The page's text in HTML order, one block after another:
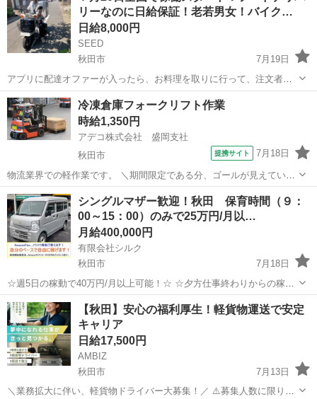
リーなのに日給保証！老若男女！バイク…
日給8,000円
SEED
秋田市
7月19日
アプリに配達オファーが入ったら、お料理を取りに行って、注文者に
配達をするお仕事です。現金の取り扱いは有りません。 勤務時間は11
時〜15時と17時~21時の計8時間 ・日給保証¥8000+11件目~24件目は1
件当たり6...
秋田 秋田市 ドライバー 1件
冷凍倉庫フォークリフト作業
時給1,350円
アデコ株式会社 盛岡支社
秋田市
提携サイト 7月18日
物流業界での軽作業です。 ＼期間限定である分、ゴールが見えている
から集中して取り組めるのもポイント！／ 冷凍食品・アイスなどを扱
う冷凍倉庫内で、ピッカー車(フォークリフト)を使用した入出荷作業を
お願いします。 現場でのサポ...
秋田 秋田市 ドライバー
シングルマザー歓迎！秋田 保育時間（９：
00～15：00）のみで25万円/月以…
月給400,000円
有限会社シルク
秋田市
7月18日
☆週5日の稼動で40万円/月以上可能！☆ ☆夕方仕事終わりからの稼
働、休日の稼動で20万円/月以上可能！☆ ☆雇われない働き方、自由な
スタイルでの働き方を【Amazon Flex】で始めましょう！☆ 個人事業
主とし...
秋田 秋田市 配送 Amazon
【秋田】安⼼の福利厚⽣！軽貨物運送で安定
キャリア
日給17,500円
AMBIZ
秋田市
7月13日
＼業務拡大に伴い、軽貨物ドライバー大募集！／ ⚠️募集人数に限りが